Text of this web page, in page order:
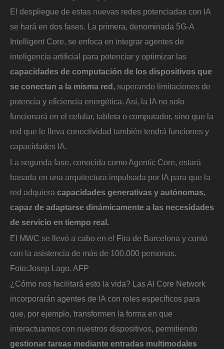
El despliegue de estas nuevas redes potenciadas con IA
se hará en dos fases. La primera, denominada 5G-A
Intelligent Core, se enfoca en integrar agentes de
inteligencia artificial para potenciar y optimizar las
capacidades de computación de los dispositivos que
se conectan a la misma red, superando limitaciones de
potencia y eficiencia energética. Así, la IA no solo
funcionará en el celular, tableta o computador, sino que la
red que le lleva conectividad también tendrá funciones y
capacidades IA.
La segunda fase, conocida como Agentic Core, estará
basada en una arquitectura impulsada por IA para que la
red adquiera capacidades generativas y autónomas,
capaz de adaptarse dinámicamente a las necesidades
de servicio en tiempo real.
El MWC se llevó a cabo en el Fira de Barcelona y contó
con la asistencia de más de 100.000 personas.
Foto:Josep Lago. AFP
¿Cómo nos facilitará esto la vida? Las AI Core Network
incorporarán agentes de IA con roles específicos para
que, por ejemplo, transformen la forma en que
interactuamos con nuestros dispositivos, permitiendo
gestionar tareas mediante entradas multimodales